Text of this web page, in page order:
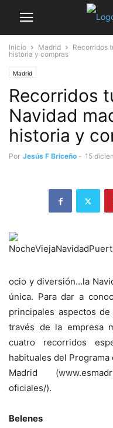
Inicio Madrid
Recorridos
historia y compras
Madrid
Recorridos
Navidad
historia y
Por Jesús F Briceño - 15
ocio y diversión…la
única. Para dar a
principales aspectos
través de la empresa
cuatro recorridos
habituales del
Madrid
oficiales/).
Belenes